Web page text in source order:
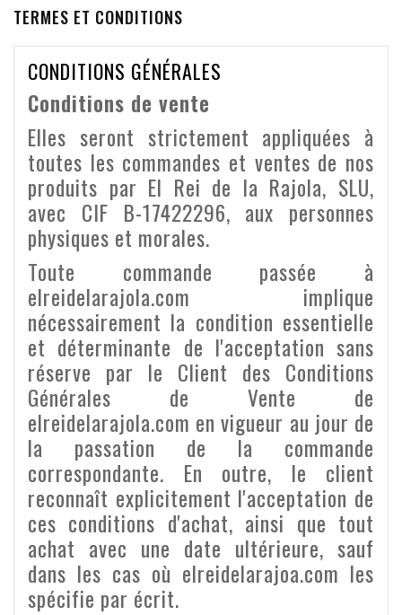
TERMES ET CONDITIONS
CONDITIONS GÉNÉRALES
Conditions de vente
Elles seront strictement appliquées à
toutes les commandes et ventes de nos
produits par El Rei de la Rajola, SLU,
avec CIF B-17422296, aux personnes
physiques et morales.
Toute commande passée à
elreidelarajola.com implique
nécessairement la condition essentielle
et déterminante de l'acceptation sans
réserve par le Client des Conditions
Générales de Vente de
elreidelarajola.com en vigueur au jour de
la passation de la commande
correspondante. En outre, le client
reconnaît explicitement l'acceptation de
ces conditions d'achat, ainsi que tout
achat avec une date ultérieure, sauf
dans les cas où elreidelarajoa.com les
spécifie par écrit.